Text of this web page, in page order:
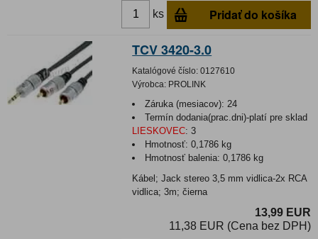
ks Pridať do košíka
TCV 3420-3.0
Katalógové číslo: 0127610
Výrobca: PROLINK
Záruka (mesiacov): 24
Termín dodania(prac.dni)-platí pre sklad
LIESKOVEC: 3
Hmotnosť:0,1786 kg
Hmotnosť balenia:0,1786 kg
Kábel; Jack stereo 3,5 mm vidlica-2x RCA
vidlica; 3m; čierna
13,99 EUR
11,38 EUR (Cena bez DPH)